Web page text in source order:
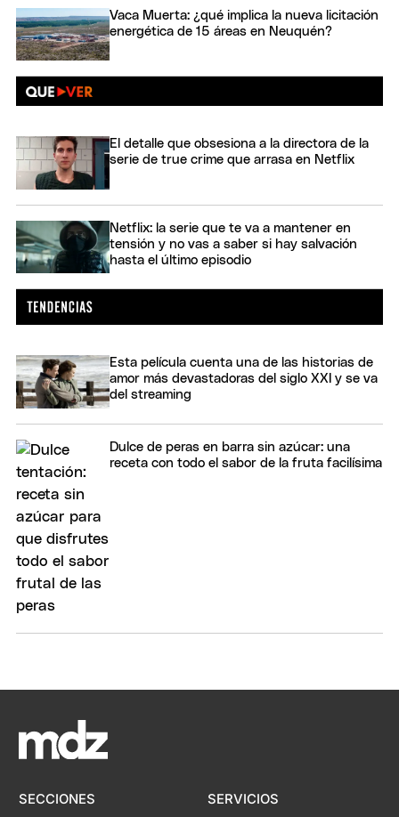
Vaca Muerta: ¿qué implica la nueva licitación
energética de 15 áreas en Neuquén?
El detalle que obsesiona a la directora de la
serie de true crime que arrasa en Netflix
Netflix: la serie que te va a mantener en
tensión y no vas a saber si hay salvación
hasta el último episodio
Esta película cuenta una de las historias de
amor más devastadoras del siglo XXI y se va
del streaming
Dulce de peras en barra sin azúcar: una
receta con todo el sabor de la fruta facilísima
SECCIONES SERVICIOS